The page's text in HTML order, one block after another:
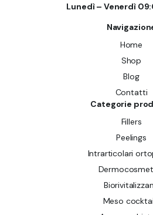
Lunedì – Venerdì
Home
Shop
Blog
Contatti
Categorie
Fillers
Peelings
Intrarticolari
Meso